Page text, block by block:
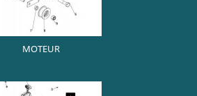
MOTEUR